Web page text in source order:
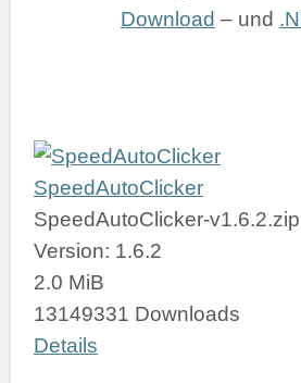
Download – und
SpeedAutoClicker
SpeedAutoClicker-v1.6.2.zip
Version: 1.6.2
2.0 MiB
13149331 Downloads
Details